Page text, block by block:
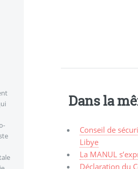
Dans la
Conseil de
Libye
La MANUL
Déclaration du